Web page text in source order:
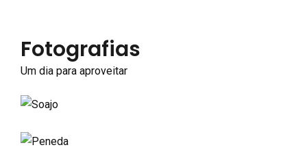
Fotografias
Um dia para aproveitar